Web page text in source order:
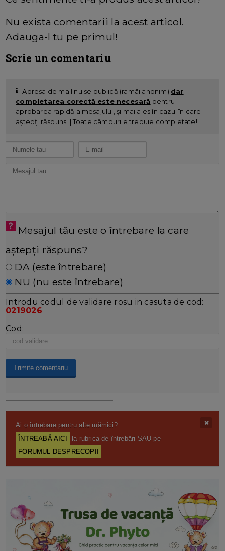
Nu exista comentarii la acest articol.
Adauga-l tu pe primul!
Scrie un comentariu
Adresa de mail nu se publică (ramâi anonim) dar
completarea corectă este necesară pentru
aprobarea rapidă a mesajului, și mai ales în cazul în care
aștepți răspuns. | Toate câmpurile trebuie completate!
Mesajul tău este o întrebare la care
aștepți răspuns?
DA (este întrebare)
NU (nu este întrebare)
Introdu codul de validare rosu in casuta de cod:
0219026
Cod:
Ai o întrebare pentru alte mămici?
ÎNTREABĂ AICI
la rubrica de întrebări SAU pe
FORUMUL DESPRECOPII